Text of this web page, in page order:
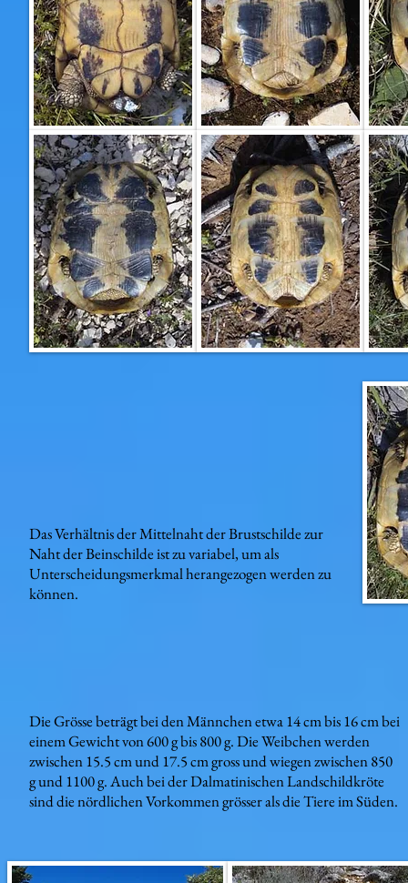
Das Verhältnis der Mittelnaht der Brustschilde zur
Naht der Beinschilde ist zu variabel, um als
Unterscheidungsmerkmal herangezogen werden zu
können.
Die Grösse beträgt bei den Männchen etwa 14 cm bis 16 cm bei
einem Gewicht von 600 g bis 800 g. Die Weibchen werden
zwischen 15.5 cm und 17.5 cm gross und wiegen zwischen 850
g und 1100 g. Auch bei der Dalmatinischen Landschildkröte
sind die nördlichen Vorkommen grösser als die Tiere im Süden.